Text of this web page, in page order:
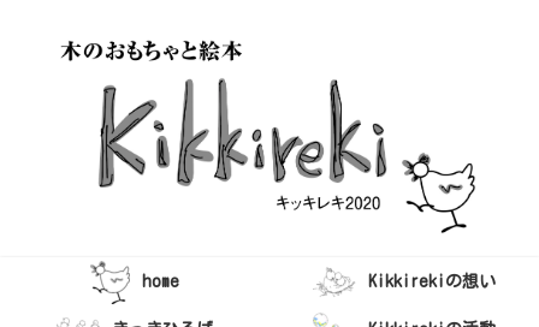
home Kikkirekiの想い